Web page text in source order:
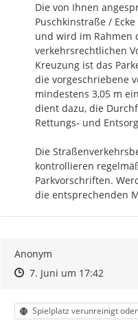
Die von Ihnen
Puschkinstraße /
und wird im Rahmen
verkehrsrechtlichen
Kreuzung ist das
die vorgeschriebene
mindestens 3,05 m
dient dazu, die
Rettungs- und
Die
kontrollieren
Parkvorschriften.
die entsprechenden
Anonym
Zeitpunkt des Erstellens
Zeitpunkt des Erstellens
7. Juni um 17:42Zur
Kategorie
Spielplatz verunreinigt